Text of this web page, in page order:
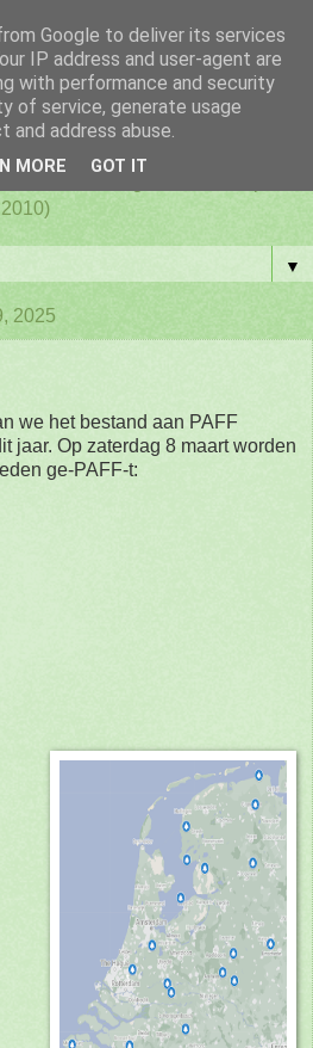
Radio & Flora
▼
2025
we het bestand aan PAFF
jaar. Op zaterdag 8 maart worden
ge-PAFF-t:
Google to deliver its services
IP address and user-agent are
with performance and security
of service, generate usage
address abuse.
MORE GOT IT